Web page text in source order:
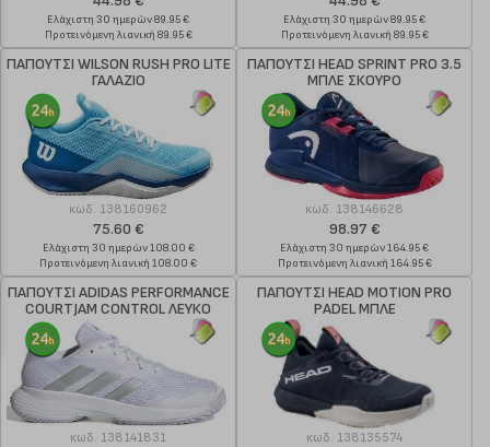
Ελάχιστη 30 ημερών 89.95 €
Προτεινόμενη λιανική 89.95 €
Ελάχιστη 30 ημερών 89.95 €
Προτεινόμενη λιανική 89.95 €
ΠΑΠΟΥΤΣΙ WILSON RUSH PRO LITE
ΓΑΛΑΖΙΟ
κωδ. 138160962
75.60 €
Ελάχιστη 30 ημερών 108.00 €
Προτεινόμενη λιανική 108.00 €
ΠΑΠΟΥΤΣΙ HEAD SPRINT PRO 3.5
ΜΠΛΕ ΣΚΟΥΡΟ
κωδ. 138146628
98.97 €
Ελάχιστη 30 ημερών 164.95 €
Προτεινόμενη λιανική 164.95 €
ΠΑΠΟΥΤΣΙ ADIDAS PERFORMANCE
COURTJAM CONTROL ΛΕΥΚΟ
κωδ. 138141831
ΠΑΠΟΥΤΣΙ HEAD MOTION PRO
PADEL ΜΠΛΕ
κωδ. 138135574